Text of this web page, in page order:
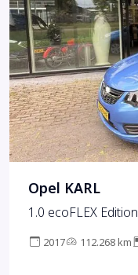
Opel KARL
1.0 ecoFLEX Edition
2017 112.268 km